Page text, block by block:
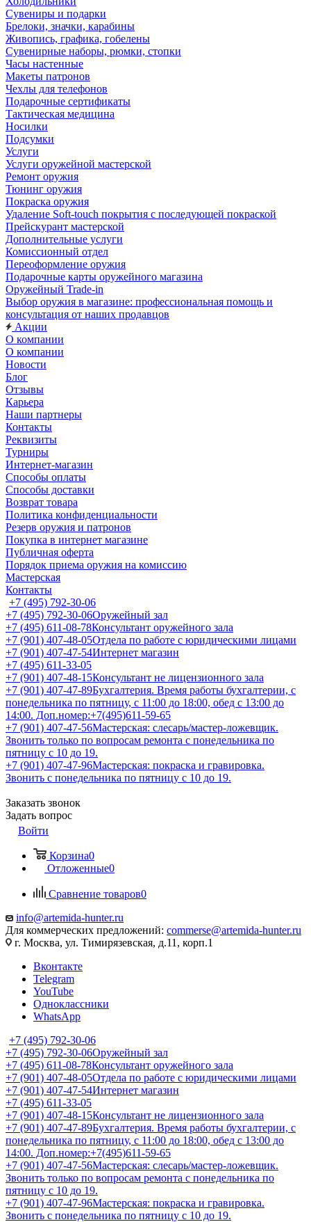
Сувениры и подарки
Брелоки, значки, карабины
Живопись, графика, гобелены
Сувенирные наборы, рюмки, стопки
Часы настенные
Макеты патронов
Чехлы для телефонов
Подарочные сертификаты
Тактическая медицина
Носилки
Подсумки
Услуги
Услуги оружейной мастерской
Ремонт оружия
Тюнинг оружия
Покраска оружия
Удаление Soft-touch покрытия с последующей покраской
Прейскурант мастерской
Дополнительные услуги
Комиссионный отдел
Переоформление оружия
Подарочные карты оружейного магазина
Оружейный Trade-in
Выбор оружия в магазине: профессиональная помощь и
консультация от наших продавцов
Акции
О компании
О компании
Новости
Блог
Отзывы
Карьера
Наши партнеры
Контакты
Реквизиты
Турниры
Интернет-магазин
Способы оплаты
Способы доставки
Возврат товара
Политика конфиденциальности
Резерв оружия и патронов
Покупка в интернет магазине
Публичная оферта
Порядок приема оружия на комиссию
Мастерская
Контакты
+7 (495) 792-30-06
+7 (495) 792-30-06Оружейный зал
+7 (495) 611-08-78Консультант оружейного зала
+7 (901) 407-48-05Отдела по работе с юридическими лицами
+7 (901) 407-47-54Интернет магазин
+7 (495) 611-33-05
+7 (901) 407-48-15Консультант не лицензионного зала
+7 (901) 407-47-89Бухгалтерия. Время работы бухгалтерии, с
понедельника по пятницу, с 11:00 до 18:00, обед с 13:00 до
14:00. Доп.номер:+7(495)611-59-65
+7 (901) 407-47-56Мастерская: слесарь/мастер-ложевщик.
Звонить только по вопросам ремонта с понедельника по
пятницу с 10 до 19.
+7 (901) 407-47-96Мастерская: покраска и гравировка.
Звонить с понедельника по пятницу с 10 до 19.
Заказать звонок
Задать вопрос
Войти
Корзина0
Отложенные0
Сравнение товаров0
info@artemida-hunter.ru
Для коммерческих предложений: commerse@artemida-hunter.ru
г. Москва, ул. Тимирязевская, д.11, корп.1
Вконтакте
Telegram
YouTube
Одноклассники
WhatsApp
+7 (495) 792-30-06
+7 (495) 792-30-06Оружейный зал
+7 (495) 611-08-78Консультант оружейного зала
+7 (901) 407-48-05Отдела по работе с юридическими лицами
+7 (901) 407-47-54Интернет магазин
+7 (495) 611-33-05
+7 (901) 407-48-15Консультант не лицензионного зала
+7 (901) 407-47-89Бухгалтерия. Время работы бухгалтерии, с
понедельника по пятницу, с 11:00 до 18:00, обед с 13:00 до
14:00. Доп.номер:+7(495)611-59-65
+7 (901) 407-47-56Мастерская: слесарь/мастер-ложевщик.
Звонить только по вопросам ремонта с понедельника по
пятницу с 10 до 19.
+7 (901) 407-47-96Мастерская: покраска и гравировка.
Звонить с понедельника по пятницу с 10 до 19.